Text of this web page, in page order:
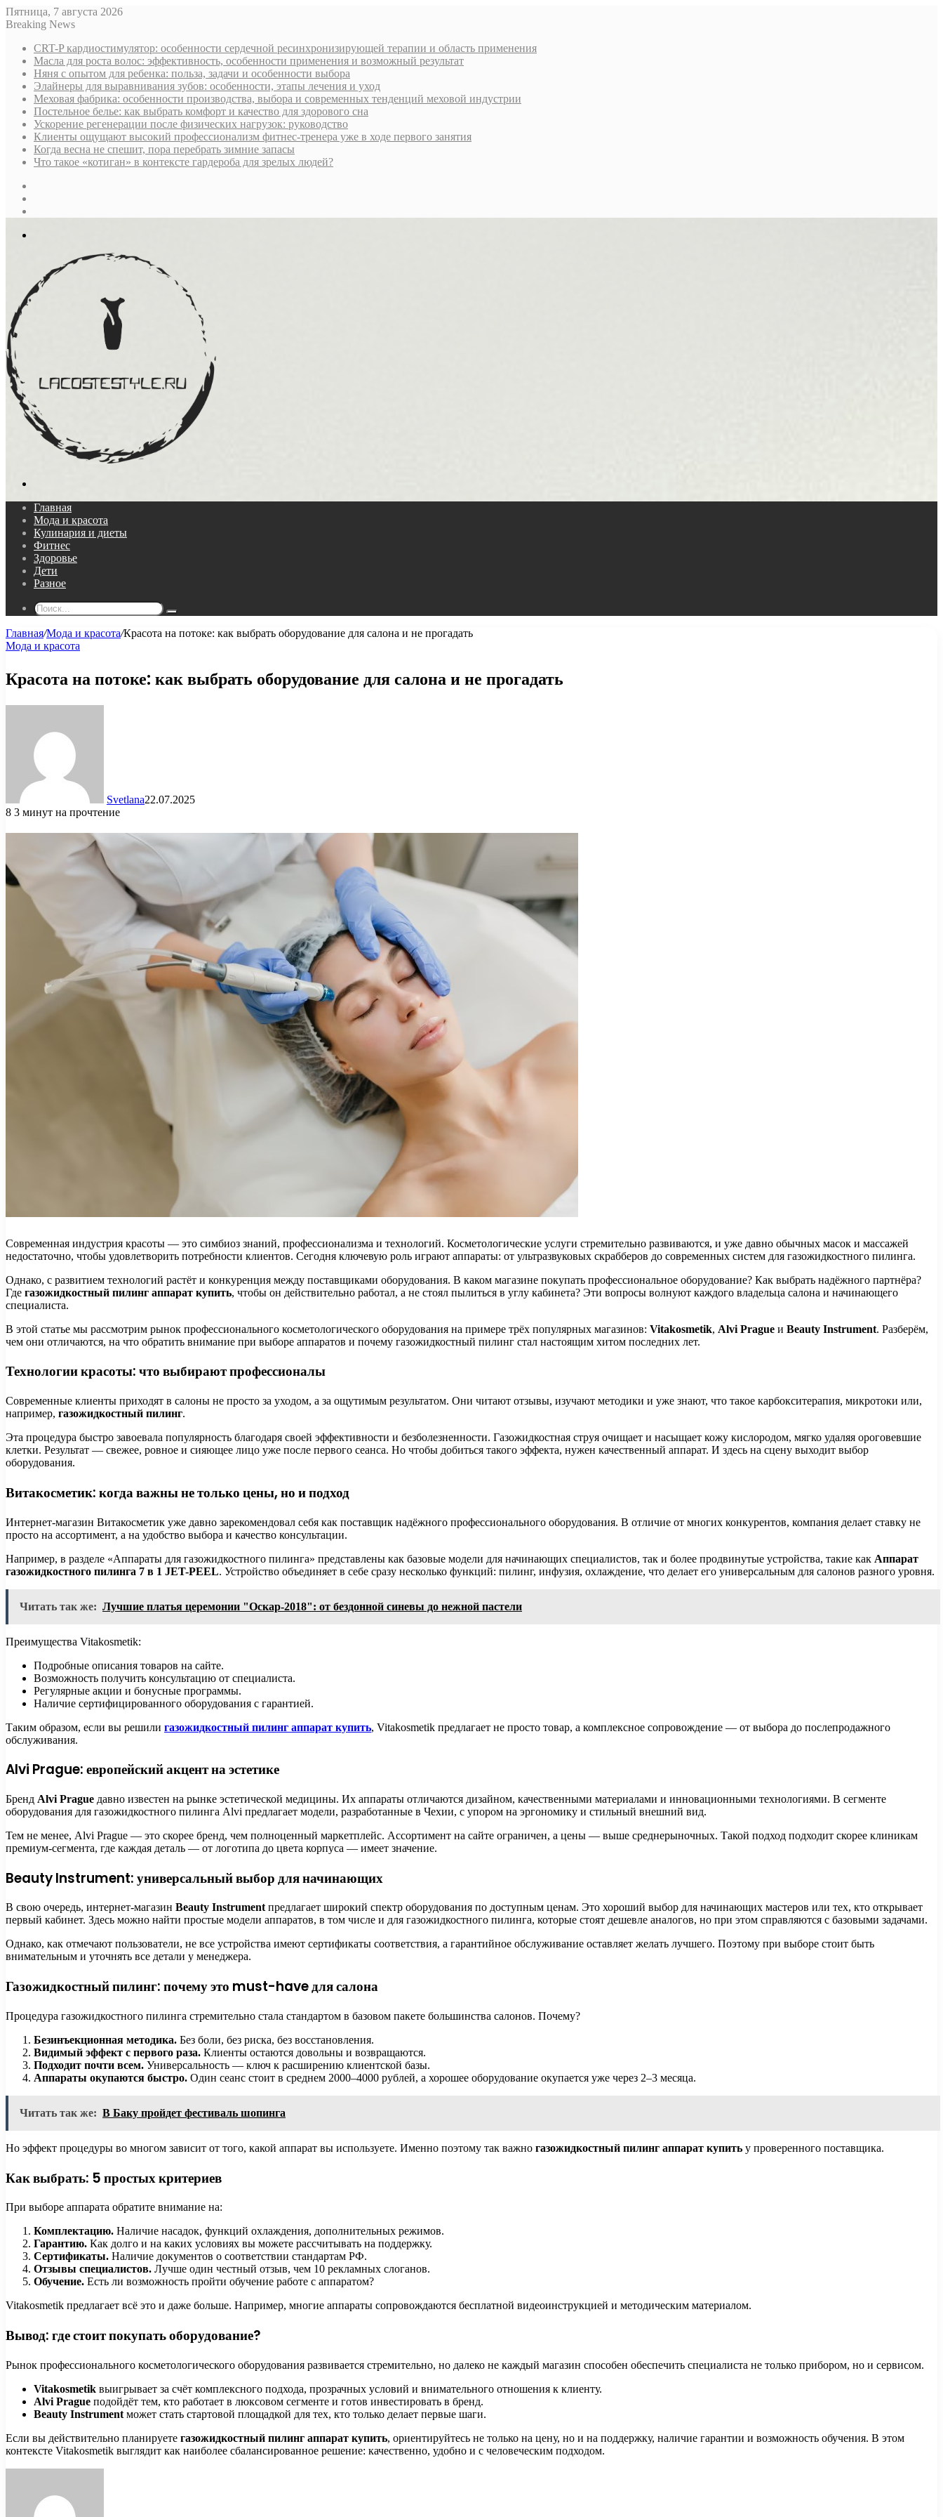
Пятница, 7 августа 2026
Breaking News
CRT-P кардиостимулятор: особенности сердечной ресинхронизирующей терапии и область применения
Масла для роста волос: эффективность, особенности применения и возможный результат
Няня с опытом для ребенка: польза, задачи и особенности выбора
Элайнеры для выравнивания зубов: особенности, этапы лечения и уход
Меховая фабрика: особенности производства, выбора и современных тенденций меховой индустрии
Постельное белье: как выбрать комфорт и качество для здорового сна
Ускорение регенерации после физических нагрузок: руководство
Клиенты ощущают высокий профессионализм фитнес-тренера уже в ходе первого занятия
Когда весна не спешит, пора перебрать зимние запасы
Что такое «котиган» в контексте гардероба для зрелых людей?
Главная
Мода и красота
Кулинария и диеты
Фитнес
Здоровье
Дети
Разное
Поиск...
Главная/Мода и красота/Красота на потоке: как выбрать оборудование для салона и не прогадать
Мода и красота
Красота на потоке: как выбрать оборудование для салона и не прогадать
Svetlana22.07.2025
8 3 минут на прочтение
Современная индустрия красоты — это симбиоз знаний, профессионализма и технологий. Косметологические услуги стремительно развиваются, и уже давно обычных масок и массажей
недостаточно, чтобы удовлетворить потребности клиентов. Сегодня ключевую роль играют аппараты: от ультразвуковых скрабберов до современных систем для газожидкостного пилинга.
Однако, с развитием технологий растёт и конкуренция между поставщиками оборудования. В каком магазине покупать профессиональное оборудование? Как выбрать надёжного партнёра?
Где газожидкостный пилинг аппарат купить, чтобы он действительно работал, а не стоял пылиться в углу кабинета? Эти вопросы волнуют каждого владельца салона и начинающего
специалиста.
В этой статье мы рассмотрим рынок профессионального косметологического оборудования на примере трёх популярных магазинов: Vitakosmetik, Alvi Prague и Beauty Instrument. Разберём,
чем они отличаются, на что обратить внимание при выборе аппаратов и почему газожидкостный пилинг стал настоящим хитом последних лет.
Технологии красоты: что выбирают профессионалы
Современные клиенты приходят в салоны не просто за уходом, а за ощутимым результатом. Они читают отзывы, изучают методики и уже знают, что такое карбокситерапия, микротоки или,
например, газожидкостный пилинг.
Эта процедура быстро завоевала популярность благодаря своей эффективности и безболезненности. Газожидкостная струя очищает и насыщает кожу кислородом, мягко удаляя ороговевшие
клетки. Результат — свежее, ровное и сияющее лицо уже после первого сеанса. Но чтобы добиться такого эффекта, нужен качественный аппарат. И здесь на сцену выходит выбор
оборудования.
Витакосметик: когда важны не только цены, но и подход
Интернет-магазин Витакосметик уже давно зарекомендовал себя как поставщик надёжного профессионального оборудования. В отличие от многих конкурентов, компания делает ставку не
просто на ассортимент, а на удобство выбора и качество консультации.
Например, в разделе «Аппараты для газожидкостного пилинга» представлены как базовые модели для начинающих специалистов, так и более продвинутые устройства, такие как Аппарат
газожидкостного пилинга 7 в 1 JET-PEEL. Устройство объединяет в себе сразу несколько функций: пилинг, инфузия, охлаждение, что делает его универсальным для салонов разного уровня.
Читать так же: Лучшие платья церемонии "Оскар-2018": от бездонной синевы до нежной пастели
Преимущества Vitakosmetik:
Подробные описания товаров на сайте.
Возможность получить консультацию от специалиста.
Регулярные акции и бонусные программы.
Наличие сертифицированного оборудования с гарантией.
Таким образом, если вы решили газожидкостный пилинг аппарат купить, Vitakosmetik предлагает не просто товар, а комплексное сопровождение — от выбора до послепродажного
обслуживания.
Alvi Prague: европейский акцент на эстетике
Бренд Alvi Prague давно известен на рынке эстетической медицины. Их аппараты отличаются дизайном, качественными материалами и инновационными технологиями. В сегменте
оборудования для газожидкостного пилинга Alvi предлагает модели, разработанные в Чехии, с упором на эргономику и стильный внешний вид.
Тем не менее, Alvi Prague — это скорее бренд, чем полноценный маркетплейс. Ассортимент на сайте ограничен, а цены — выше среднерыночных. Такой подход подходит скорее клиникам
премиум-сегмента, где каждая деталь — от логотипа до цвета корпуса — имеет значение.
Beauty Instrument: универсальный выбор для начинающих
В свою очередь, интернет-магазин Beauty Instrument предлагает широкий спектр оборудования по доступным ценам. Это хороший выбор для начинающих мастеров или тех, кто открывает
первый кабинет. Здесь можно найти простые модели аппаратов, в том числе и для газожидкостного пилинга, которые стоят дешевле аналогов, но при этом справляются с базовыми задачами.
Однако, как отмечают пользователи, не все устройства имеют сертификаты соответствия, а гарантийное обслуживание оставляет желать лучшего. Поэтому при выборе стоит быть
внимательным и уточнять все детали у менеджера.
Газожидкостный пилинг: почему это must-have для салона
Процедура газожидкостного пилинга стремительно стала стандартом в базовом пакете большинства салонов. Почему?
Безинъекционная методика. Без боли, без риска, без восстановления.
Видимый эффект с первого раза. Клиенты остаются довольны и возвращаются.
Подходит почти всем. Универсальность — ключ к расширению клиентской базы.
Аппараты окупаются быстро. Один сеанс стоит в среднем 2000–4000 рублей, а хорошее оборудование окупается уже через 2–3 месяца.
Читать так же: В Баку пройдет фестиваль шопинга
Но эффект процедуры во многом зависит от того, какой аппарат вы используете. Именно поэтому так важно газожидкостный пилинг аппарат купить у проверенного поставщика.
Как выбрать: 5 простых критериев
При выборе аппарата обратите внимание на:
Комплектацию. Наличие насадок, функций охлаждения, дополнительных режимов.
Гарантию. Как долго и на каких условиях вы можете рассчитывать на поддержку.
Сертификаты. Наличие документов о соответствии стандартам РФ.
Отзывы специалистов. Лучше один честный отзыв, чем 10 рекламных слоганов.
Обучение. Есть ли возможность пройти обучение работе с аппаратом?
Vitakosmetik предлагает всё это и даже больше. Например, многие аппараты сопровождаются бесплатной видеоинструкцией и методическим материалом.
Вывод: где стоит покупать оборудование?
Рынок профессионального косметологического оборудования развивается стремительно, но далеко не каждый магазин способен обеспечить специалиста не только прибором, но и сервисом.
Vitakosmetik выигрывает за счёт комплексного подхода, прозрачных условий и внимательного отношения к клиенту.
Alvi Prague подойдёт тем, кто работает в люксовом сегменте и готов инвестировать в бренд.
Beauty Instrument может стать стартовой площадкой для тех, кто только делает первые шаги.
Если вы действительно планируете газожидкостный пилинг аппарат купить, ориентируйтесь не только на цену, но и на поддержку, наличие гарантии и возможность обучения. В этом
контексте Vitakosmetik выглядит как наиболее сбалансированное решение: качественно, удобно и с человеческим подходом.